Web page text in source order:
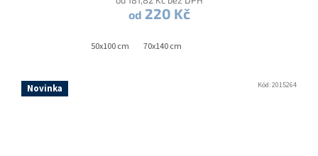
od 220 Kč
50x100 cm 70x140 cm
Novinka Kód:2015264